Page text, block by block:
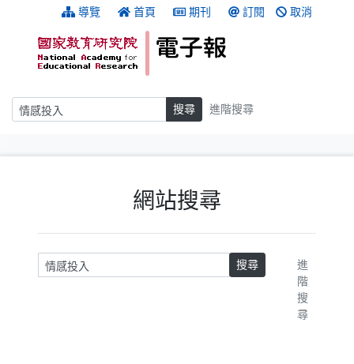
跳到主要內容 導覽 首頁 期刊 訂閱 取消
搜尋 搜尋 進階搜尋
網站搜尋
請輸入關鍵字 搜尋
進
階
搜
尋